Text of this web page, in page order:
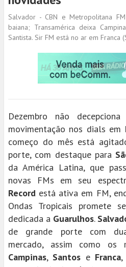
Salvador - CBN e Metropolitana
baiana; Transamérica deixa
Santista. Sir FM está no ar em Franca
Dezembro não
movimentação nos dials
começo do mês está
porte, com destaque para
da América Latina, que
novas FMs em seu
Record está ativa em FM,
Ondas Tropicais promete
dedicada a Guarulhos.
de grande porte com
mercado, assim como os
Campinas, Santos e Franca,